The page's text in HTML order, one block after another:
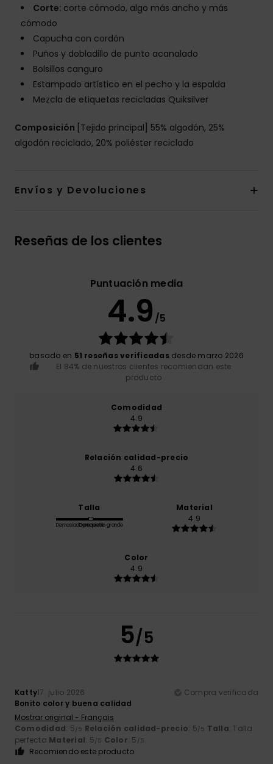
Corte: corte cómodo, algo más ancho y más
cómodo
Capucha con cordón
Puños y dobladillo de punto acanalado
Bolsillos canguro
Estampado artístico en el pecho y la espalda
Mezcla de etiquetas recicladas Quiksilver
Composición [Tejido principal] 55% algodón, 25%
algodón reciclado, 20% poliéster reciclado
Envíos y Devoluciones
Reseñas de los clientes
Puntuación media
4.9 /5
basado en 51 reseñas verificadasdesde marzo 2026
El 84% de nuestros clientes recomiendan este
producto
Comodidad
4.9
Relación calidad-precio
4.6
Talla
Demasiado pequeño
Demasiado grande
Material
4.9
Color
4.9
5/5
Katty17. julio 2026
Compra verificada
Bonito color y buena calidad
Mostrar original - Français
Comodidad: 5/5 Relación calidad-precio: 5/5 Talla: Talla
perfecta Material: 5/5 Color: 5 /5
Recomiendo este producto